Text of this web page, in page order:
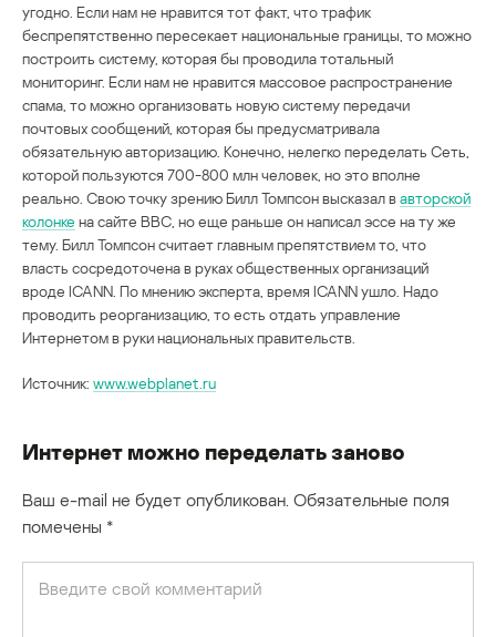
угодно. Если нам не нравится тот факт, что трафик
беспрепятственно пересекает национальные границы, то можно
построить систему, которая бы проводила тотальный
мониторинг. Если нам не нравится массовое распространение
спама, то можно организовать новую систему передачи
почтовых сообщений, которая бы предусматривала
обязательную авторизацию. Конечно, нелегко переделать Сеть,
которой пользуются 700-800 млн человек, но это вполне
реально. Свою точку зрению Билл Томпсон высказал вавторской
колонке на сайте ВВС, но еще раньше он написал эссе на ту же
тему. Билл Томпсон считает главным препятствием то, что
власть сосредоточена в руках общественных организаций
вроде ICANN. По мнению эксперта, время ICANN ушло. Надо
проводить реорганизацию, то есть отдать управление
Интернетом в руки национальных правительств.
Источник: www.webplanet.ru
Интернет можно переделать заново
Ваш e-mail не будет опубликован. Обязательные поля
помечены *